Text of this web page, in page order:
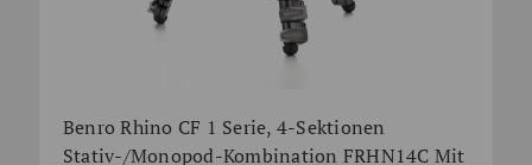
Benro Rhino CF 1 Serie, 4-Sektionen
Stativ-/Monopod-Kombination FRHN14C Mit